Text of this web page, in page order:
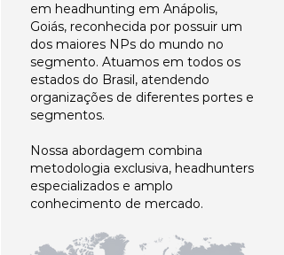
em headhunting em Anápolis,
Goiás, reconhecida por possuir um
dos maiores NPs do mundo no
segmento. Atuamos em todos os
estados do Brasil, atendendo
organizações de diferentes portes e
segmentos.
Nossa abordagem combina
metodologia exclusiva, headhunters
especializados e amplo
conhecimento de mercado.